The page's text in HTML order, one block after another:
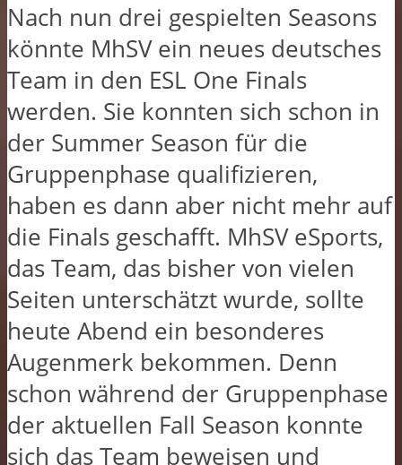
Nach nun drei gespielten Seasons
könnte MhSV ein neues deutsches
Team in den ESL One Finals
werden. Sie konnten sich schon in
der Summer Season für die
Gruppenphase qualifizieren,
haben es dann aber nicht mehr auf
die Finals geschafft. MhSV eSports,
das Team, das bisher von vielen
Seiten unterschätzt wurde, sollte
heute Abend ein besonderes
Augenmerk bekommen. Denn
schon während der Gruppenphase
der aktuellen Fall Season konnte
sich das Team beweisen und